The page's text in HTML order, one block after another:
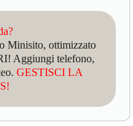
Minisito, ottimizzato
Aggiungi telefono,
GESTISCI LA